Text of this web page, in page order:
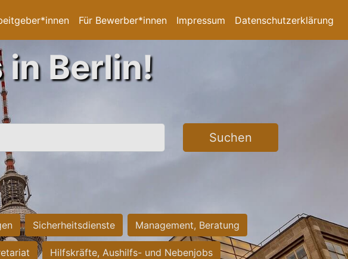
Für Bewerber*innen Impressum Datenschutzerklärung
in Berlin!
Suchen
Sicherheitsdienste Management, Beratung
Hilfskräfte, Aushilfs- und Nebenjobs